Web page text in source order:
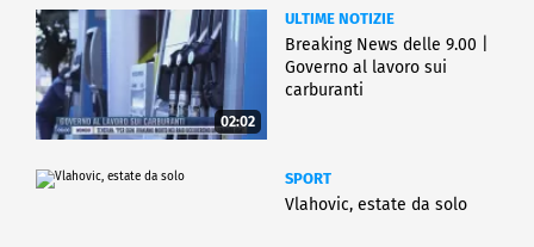
02:02
ULTIME NOTIZIE
Breaking News delle 9.00 |
Governo al lavoro sui
carburanti
SPORT
Vlahovic, estate da solo